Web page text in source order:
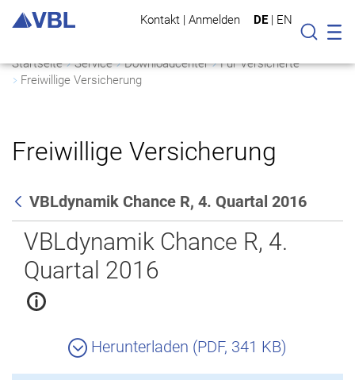
Kontakt | Anmelden DE | EN
Suche
Startseite Service Downloadcenter
Für Versicherte
Freiwillige Versicherung
Freiwillige Versicherung
Zurück
VBLdynamik Chance R, 4. Quartal 2016
VBLdynamik Chance R, 4.
Quartal 2016
Herunterladen (PDF, 341 KB)